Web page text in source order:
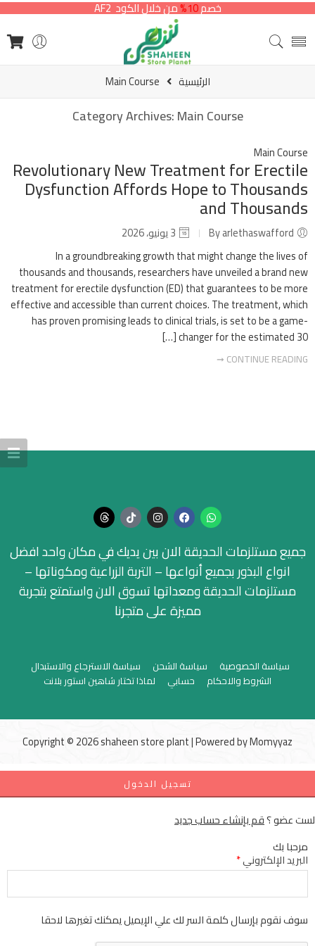
خصم10% من خلال الكود AF2
الرئيسية Main Course
Category Archives:Main Course
Main Course
Revolutionary New Treatment for Erectile
Dysfunction Affords Hope to Thousands
and Thousands
In a groundbreaking growth that might change the lives of
thousands and thousands, researchers have unveiled a brand new
treatment for erectile dysfunction (ED) that guarantees to be more
effective and accessible than current choices. The treatment, which
has proven promising leads to clinical trials, is set to be a game-
changer for the estimated 30 […]
CONTINUE READING ➞
جميع مستلزمات الحديقة الان بين يديك في مكان واحد افضل
انواع البذور بجميع أنواعها – التربة الزراعية ومكوناتها –
مستلزمات الحديقة ومعداتها تسوق الان واستمتع بتجربة
مميزة على متجرنا
سياسة الخصوصية سياسة الشحن
سياسة الاسترجاع والاستبدال
الشروط والاحكام
حسابي لماذا تختار شاهين استور بلانت
Copyright © 2026 shaheen store plant | Powered byMomyyaz
تسجيل الدخول
لست عضو ؟قم بإنشاء حساب جديد
مرحبا بك
البريد الإلكتروني*
سوف نقوم بإرسال كلمة السر لك علي الإيميل يمكنك تغيرها لاحقا